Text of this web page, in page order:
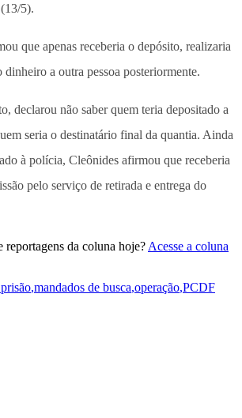
5).
que apenas receberia o depósito, realizaria
dinheiro a outra pessoa posteriormente.
declarou não saber quem teria depositado a
seria o destinatário final da quantia. Ainda
à polícia, Cleônides afirmou que receberia
pelo serviço de retirada e entrega do
reportagens da coluna hoje? Acesse a coluna
,mandados de busca,operação,PCDF